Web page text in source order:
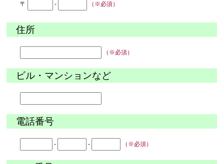
〒 - （※必須）
住所
（※必須）
ビル・マンションなど
電話番号
- - （※必須）